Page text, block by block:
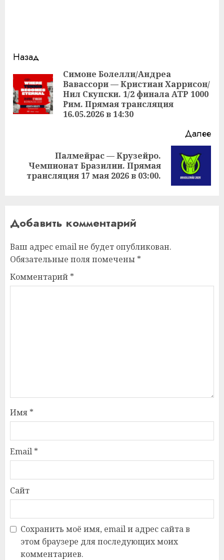
Продолжить
чтение
Назад
Симоне Болелли/Андреа
Вавассори — Кристиан Харрисон/
Нил Скупски. 1/2 финала ATP 1000
Рим. Прямая трансляция
16.05.2026 в 14:30
Далее
Следующая
запись:
Палмейрас — Крузейро.
Чемпионат Бразилии. Прямая
трансляция 17 мая 2026 в 03:00.
Добавить комментарий
Ваш адрес email не будет опубликован.
Обязательные поля помечены *
Комментарий *
Имя *
Email *
Сайт
Сохранить моё имя, email и адрес сайта в
этом браузере для последующих моих
комментариев.